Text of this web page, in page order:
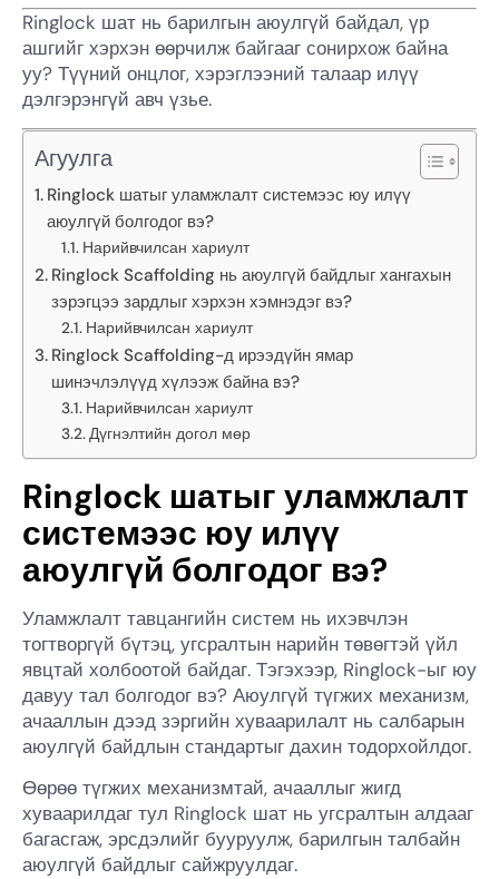
Ringlock шат нь барилгын аюулгүй байдал, үр
ашгийг хэрхэн өөрчилж байгааг сонирхож байна
уу? Түүний онцлог, хэрэглээний талаар илүү
дэлгэрэнгүй авч үзье.
Агуулга
Ringlock шатыг уламжлалт системээс юу илүү
аюулгүй болгодог вэ?
Нарийвчилсан хариулт
Ringlock Scaffolding нь аюулгүй байдлыг хангахын
зэрэгцээ зардлыг хэрхэн хэмнэдэг вэ?
Нарийвчилсан хариулт
Ringlock Scaffolding-д ирээдүйн ямар
шинэчлэлүүд хүлээж байна вэ?
Нарийвчилсан хариулт
Дүгнэлтийн догол мөр
Ringlock шатыг уламжлалт
системээс юу илүү
аюулгүй болгодог вэ?
Уламжлалт тавцангийн систем нь ихэвчлэн
тогтворгүй бүтэц, угсралтын нарийн төвөгтэй үйл
явцтай холбоотой байдаг. Тэгэхээр, Ringlock-ыг юу
давуу тал болгодог вэ? Аюулгүй түгжих механизм,
ачааллын дээд зэргийн хуваарилалт нь салбарын
аюулгүй байдлын стандартыг дахин тодорхойлдог.
Өөрөө түгжих механизмтай, ачааллыг жигд
хуваарилдаг тул Ringlock шат нь угсралтын алдааг
багасгаж, эрсдэлийг бууруулж, барилгын талбайн
аюулгүй байдлыг сайжруулдаг.